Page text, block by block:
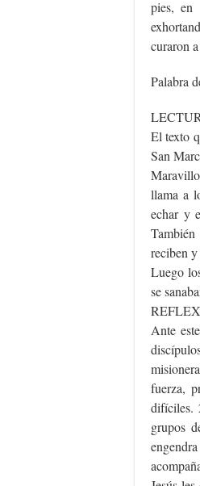
pies, en
curaron
Palabra
El texto
San
llama a
echar y
reciben y
Luego
se
Ante
fuerza,
difíciles.
grupos